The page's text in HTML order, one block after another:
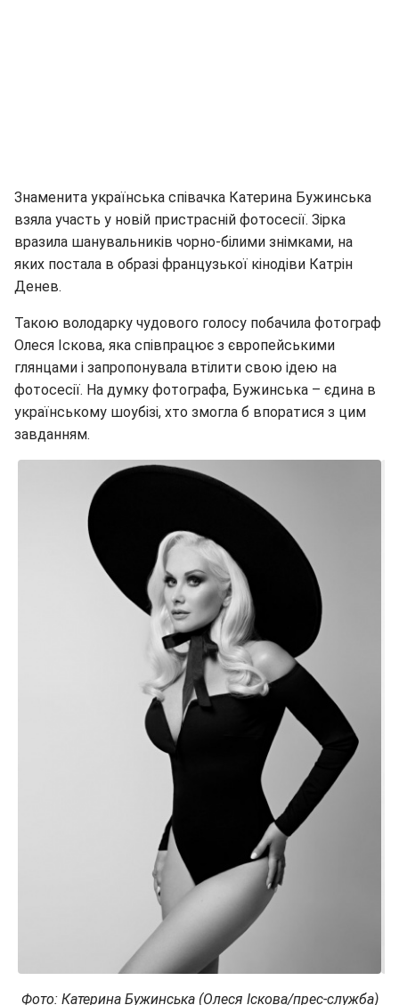
Знаменита українська співачка Катерина Бужинська
взяла участь у новій пристрасній фотосесії. Зірка
вразила шанувальників чорно-білими знімками, на
яких постала в образі французької кінодіви Катрін
Денев.
Такою володарку чудового голосу побачила фотограф
Олеся Іскова, яка співпрацює з європейськими
глянцами і запропонувала втілити свою ідею на
фотосесії. На думку фотографа, Бужинська – єдина в
українському шоубізі, хто змогла б впоратися з цим
завданням.
Фото: Катерина Бужинська (Олеся Іскова/прес-служба)